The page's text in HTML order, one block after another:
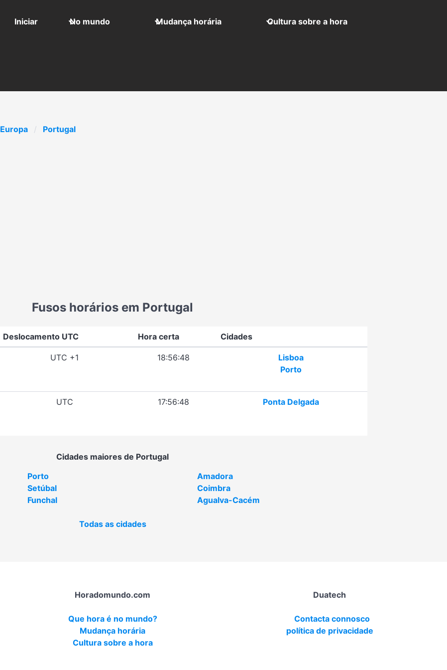
Iniciar No mundo Mudança horária Cultura sobre a hora
Europa Portugal
Fusos horários em Portugal
Deslocamento UTC Hora certa Cidades
UTC +1 18:56:48
Lisboa
Porto
UTC 17:56:48 Ponta Delgada
Cidades maiores de Portugal
Porto
Amadora
Setúbal
Coimbra
Funchal
Agualva-Cacém
Todas as cidades
Horadomundo.com
Que hora é no mundo?
Mudança horária
Cultura sobre a hora
Duatech
Contacta connosco
política de privacidade